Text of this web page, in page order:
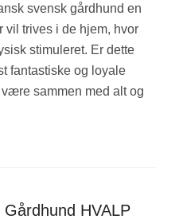
svensk gårdhund en
vil trives i de hjem, hvor
stimuleret. Er dette
fantastiske og loyale
sammen med alt og
HVALP